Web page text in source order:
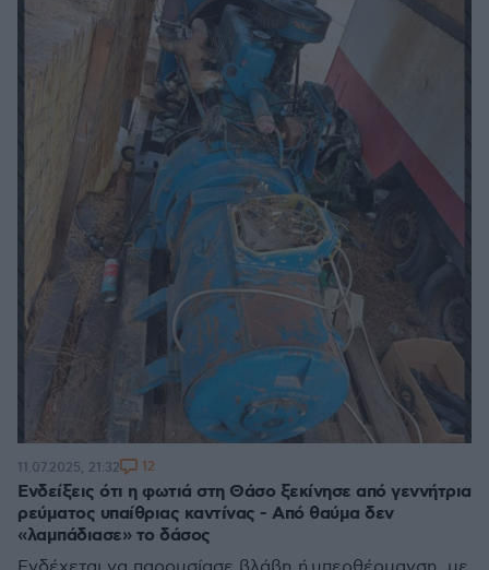
Ενδείξεις ότι η φωτιά στη Θάσο ξεκίνησε από γεννήτρια
ρεύματος υπαίθριας καντίνας - Από θαύμα δεν
«λαμπάδιασε» το δάσος
11.07.2025, 21:32 12